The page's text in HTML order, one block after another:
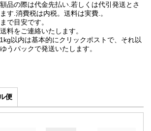
品の際は代金先払い.若しくは代引発送とさ
す.消費税は内税。送料は実費.。
で目安です。
料をご連絡いたします。
以内は基本的にクリックポストで、それ以
うパックで発送いたします。
便